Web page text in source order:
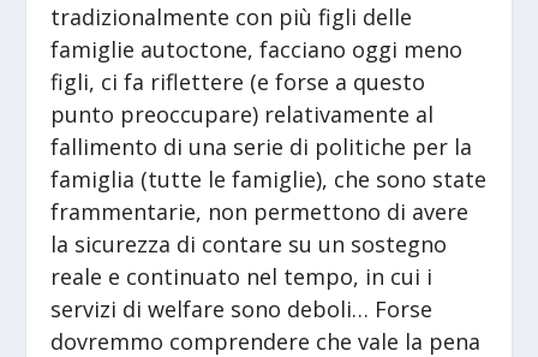
tradizionalmente con più figli delle
famiglie autoctone, facciano oggi meno
figli, ci fa riflettere (e forse a questo
punto preoccupare) relativamente al
fallimento di una serie di politiche per la
famiglia (tutte le famiglie), che sono state
frammentarie, non permettono di avere
la sicurezza di contare su un sostegno
reale e continuato nel tempo, in cui i
servizi di welfare sono deboli… Forse
dovremmo comprendere che vale la pena